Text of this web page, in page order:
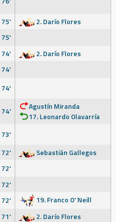
75'
2. Darío Flores
75'
74'
2. Darío Flores
74'
74'
74'
Agustín Miranda
17. Leonardo Olavarría
73'
72'
Sebastián Gallegos
72'
72'
72'
19. Franco O' Neill
71'
2. Darío Flores